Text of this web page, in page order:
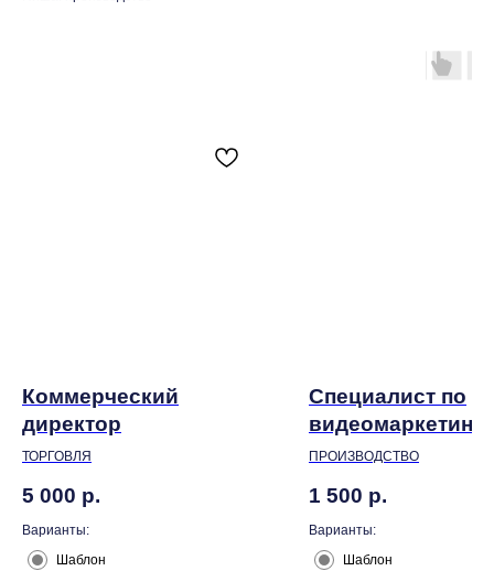
Коммерческий
директор
ТОРГОВЛЯ
5 000 р.
Варианты:
Шаблон
Специалист по
видеомаркетингу
ПРОИЗВОДСТВО
1 500 р.
Варианты:
Шаблон